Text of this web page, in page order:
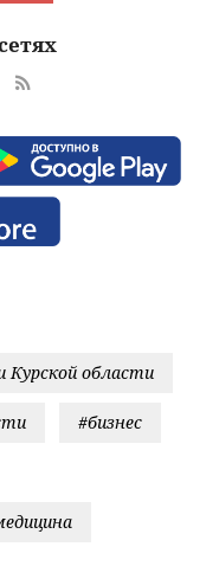
Курской области
#бизнес